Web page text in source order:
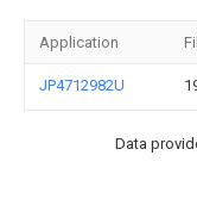
Application
JP4712982U
Data